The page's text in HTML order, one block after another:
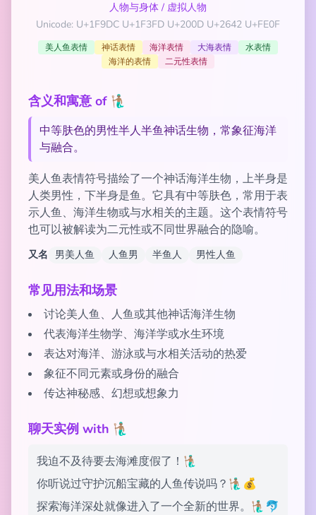
人物与身体 / 虚拟人物
Unicode: U+1F9DC U+1F3FD U+200D U+2642 U+FE0F
美人鱼表情 神话表情 海洋表情 大海表情
水表情
海洋的表情
二元性表情
含义和寓意 of 🧜🏽‍♂️
中等肤色的男性半人半鱼神话生物，常象征海洋
与融合。
美人鱼表情符号描绘了一个神话海洋生物，上半身是
人类男性，下半身是鱼。它具有中等肤色，常用于表
示人鱼、海洋生物或与水相关的主题。这个表情符号
也可以被解读为二元性或不同世界融合的隐喻。
又名 男美人鱼 人鱼男 半鱼人 男性人鱼
常见用法和场景
讨论美人鱼、人鱼或其他神话海洋生物
代表海洋生物学、海洋学或水生环境
表达对海洋、游泳或与水相关活动的热爱
象征不同元素或身份的融合
传达神秘感、幻想或想象力
聊天实例 with 🧜🏽‍♂️
我迫不及待要去海滩度假了！🧜🏽‍♂️
你听说过守护沉船宝藏的人鱼传说吗？🧜🏽‍♂️💰
探索海洋深处就像进入了一个全新的世界。🧜🏽‍♂️🐬